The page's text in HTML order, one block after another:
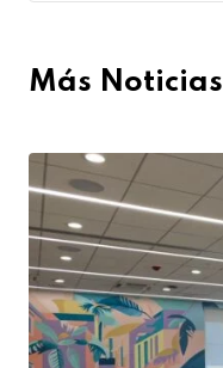
Más Noticias